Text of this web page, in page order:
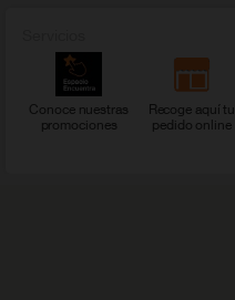
Conoce nuestras
promociones
Recoge aquí tu
pedido online